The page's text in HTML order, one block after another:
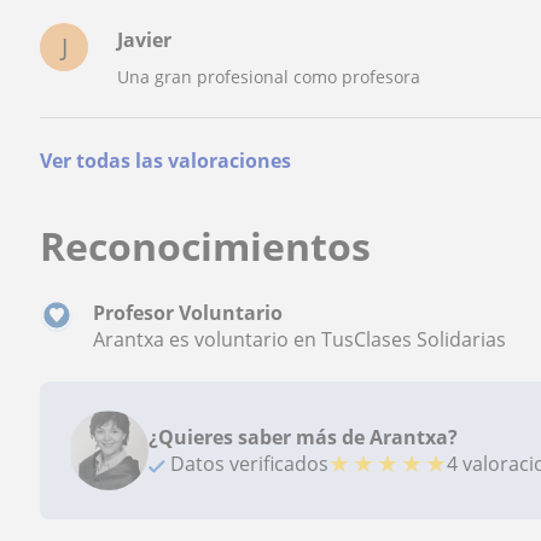
J Javier
Una gran profesional como profesora
Ver todas las valoraciones
Reconocimientos
Profesor Voluntario
Arantxa es voluntario en TusClases Solidarias
¿Quieres saber más de Arantxa?
Datos verificados★ ★ ★ ★ ★4